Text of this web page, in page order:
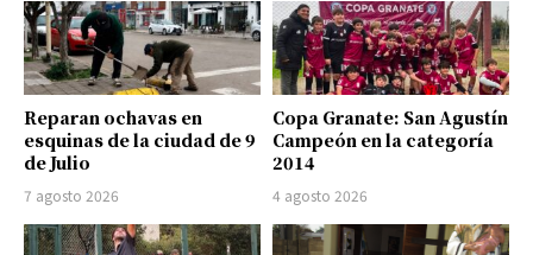
Reparan ochavas en
esquinas de la ciudad de 9
de Julio
7 agosto 2026
Copa Granate: San Agustín
Campeón en la categoría
2014
4 agosto 2026